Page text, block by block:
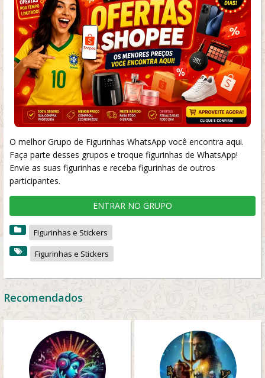
O melhor Grupo de Figurinhas WhatsApp você encontra aqui.
Faça parte desses grupos e troque figurinhas de WhatsApp!
Envie as suas figurinhas e receba figurinhas de outros
participantes.
ENTRAR NO GRUPO
Figurinhas e Stickers
Figurinhas e Stickers
Recomendados